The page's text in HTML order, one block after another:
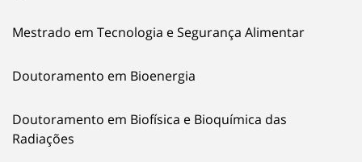
Mestrado em Tecnologia e Segurança Alimentar
Doutoramento em Bioenergia
Doutoramento em Biofísica e Bioquímica das
Radiações